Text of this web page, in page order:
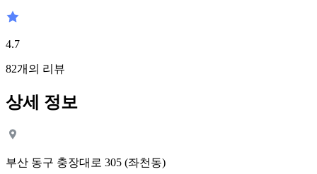
4.7
82개의 리뷰
상세 정보
부산 동구 충장대로 305 (좌천동)